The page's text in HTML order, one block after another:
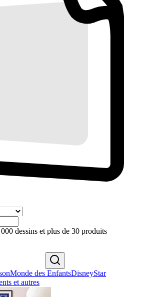
dessins et plus de 30 produits
Monde des EnfantsDisneyStar
et autres